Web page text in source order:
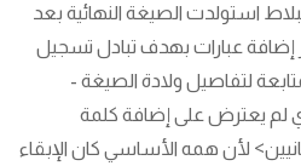
استولدت الصيغة النهائية بعد
من فريقي 8 و14 آذار إضافة عبارات بهدف تبادل تسجيل
لتفاصيل ولادة الصيغة -
لم يعترض على إضافة كلمة
لأن همه الأساسي كان الإبقاء